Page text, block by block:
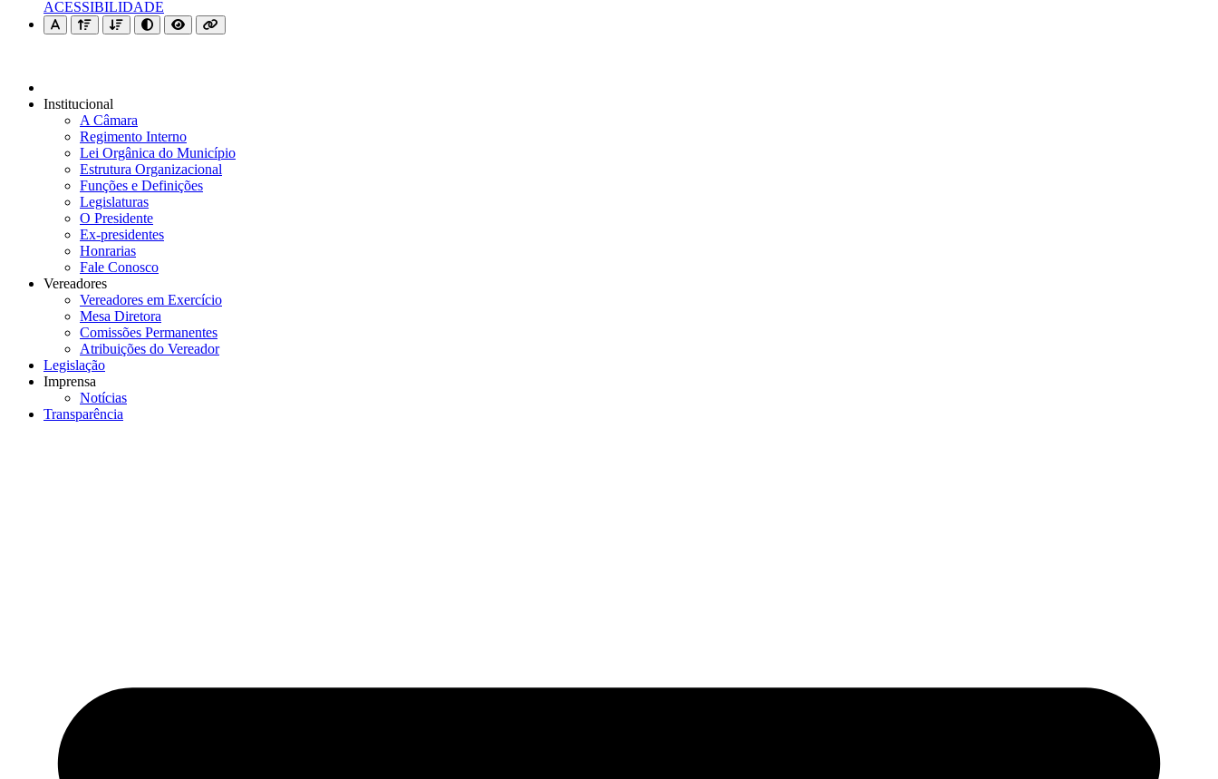
ACESSIBILIDADE
Institucional
A Câmara
Regimento Interno
Lei Orgânica do Município
Estrutura Organizacional
Funções e Definições
Legislaturas
O Presidente
Ex-presidentes
Honrarias
Fale Conosco
Vereadores
Vereadores em Exercício
Mesa Diretora
Comissões Permanentes
Atribuições do Vereador
Legislação
Imprensa
Notícias
Transparência